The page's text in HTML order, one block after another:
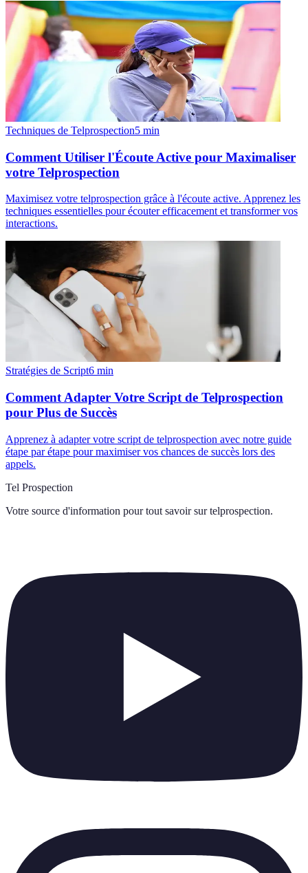
Techniques de Telprospection5 min
Comment Utiliser l'Écoute Active pour Maximaliser
votre Telprospection
Maximisez votre telprospection grâce à l'écoute active. Apprenez les
techniques essentielles pour écouter efficacement et transformer vos
interactions.
Stratégies de Script6 min
Comment Adapter Votre Script de Telprospection
pour Plus de Succès
Apprenez à adapter votre script de telprospection avec notre guide
étape par étape pour maximiser vos chances de succès lors des
appels.
Tel Prospection
Votre source d'information pour tout savoir sur telprospection.